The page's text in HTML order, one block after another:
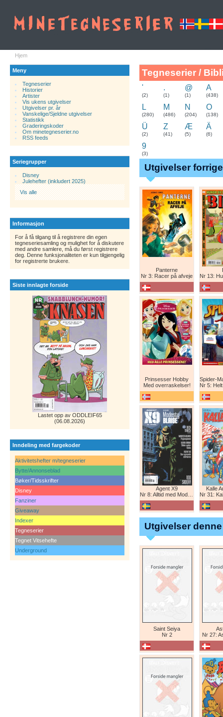
Hjem
Meny
Tegneserier
Historier.
Artister
Vis ukens utgivelser
Utgivelser pr. år
Vanskelige/Sjeldne utgivelser
Statistikk
Graderingskoder
Om minetegneserier.no
RSS feeds
Seriegrupper
Disney
Julehefter (inkludert 2025)
Vis alle
Informasjon
For å få tilgang til å registrere din egen
tegneseriesamling og mulighet for å diskutere
med andre samlere, må du først registrere
deg. Denne funksjonaliteten er kun tilgjengelig
for registrerte brukere.
Siste innlagte forside
Lastet opp av ODDLEIF65
(06.08.2026)
Inndeling med fargekoder
Aktivitetshefter m/tegneserier
Bytte/Annonseblad
Bøker/Tidsskrifter
Disney
Fanziner
Giveaway
Indexer
Tegneserier
Tegnet Vitsehefte
Underground
Tegneserier /
'
(2)
.
(1)
@
(1)
A
(438)
L
(280)
M
(486)
N
(204)
O
(138)
Ü
(2)
Z
(41)
Æ
(5)
Ä
(6)
9
(3)
Utgivelser
Panterne
Nr 3: Racer på afveje
Nr 13: Humor
Prinsesser Hobby
Med overraskelser!
Nr 5: Helt ny
Agent X9
Nr 8: Alltid med Modesty Blaise
Kalle
Nr 31:
Utgivelser
Saint Seiya
Nr 2
Nr 27: